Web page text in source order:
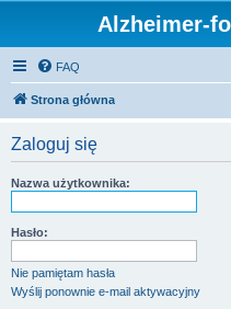
Alzheimer-
FAQ
Strona główna
Zaloguj się
Nazwa użytkownika:
Hasło:
Nie pamiętam hasła
Wyślij ponownie e-mail aktywacyjny